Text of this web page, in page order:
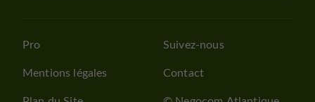
Pro
Mentions légales
Suivez-nous
Contact